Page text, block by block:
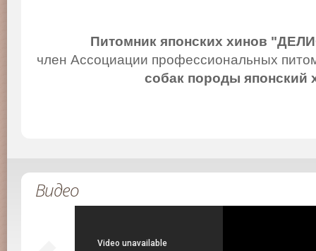
Питомник японских хинов
член Ассоциации профессиональных
собак породы японский
Видео